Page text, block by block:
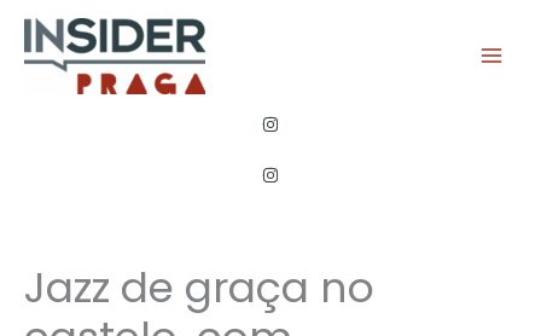
conteúdo
Jazz de graça no